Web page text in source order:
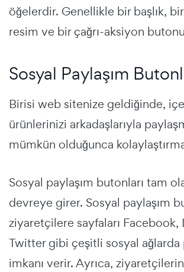
öğelerdir. Genellikle bir başlık,
resim ve bir çağrı-aksiyon
Sosyal Paylaşım
Birisi web sitenize geldiğinde,
ürünlerinizi arkadaşlarıyla
mümkün olduğunca
Sosyal paylaşım butonları tam
devreye girer. Sosyal paylaşım
ziyaretçilere sayfaları Facebook,
Twitter gibi çeşitli sosyal ağlarda
imkanı verir. Ayrıca,